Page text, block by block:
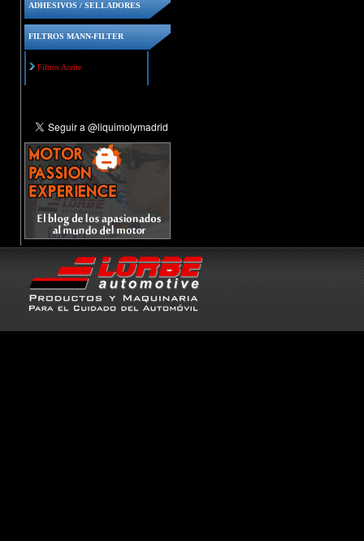
ADHESIVOS / SELLADORES
FILTROS MANN-FILTER
Filtros Aceite